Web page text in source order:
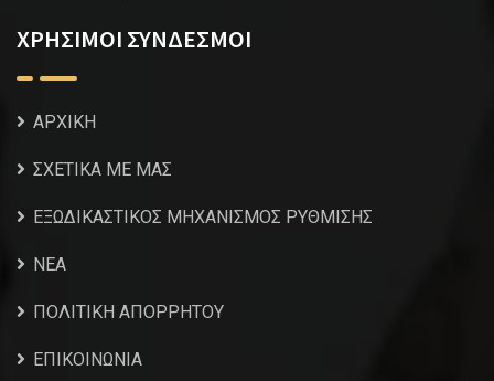
ΧΡΗΣΙΜΟΙ ΣΥΝΔΕΣΜΟΙ
ΑΡΧΙΚΗ
ΣΧΕΤΙΚΑ ΜΕ ΜΑΣ
ΕΞΩΔΙΚΑΣΤΙΚΟΣ ΜΗΧΑΝΙΣΜΟΣ ΡΥΘΜΙΣΗΣ
NEA
ΠΟΛΙΤΙΚΗ ΑΠΟΡΡΗΤΟΥ
ΕΠΙΚΟΙΝΩΝΙΑ